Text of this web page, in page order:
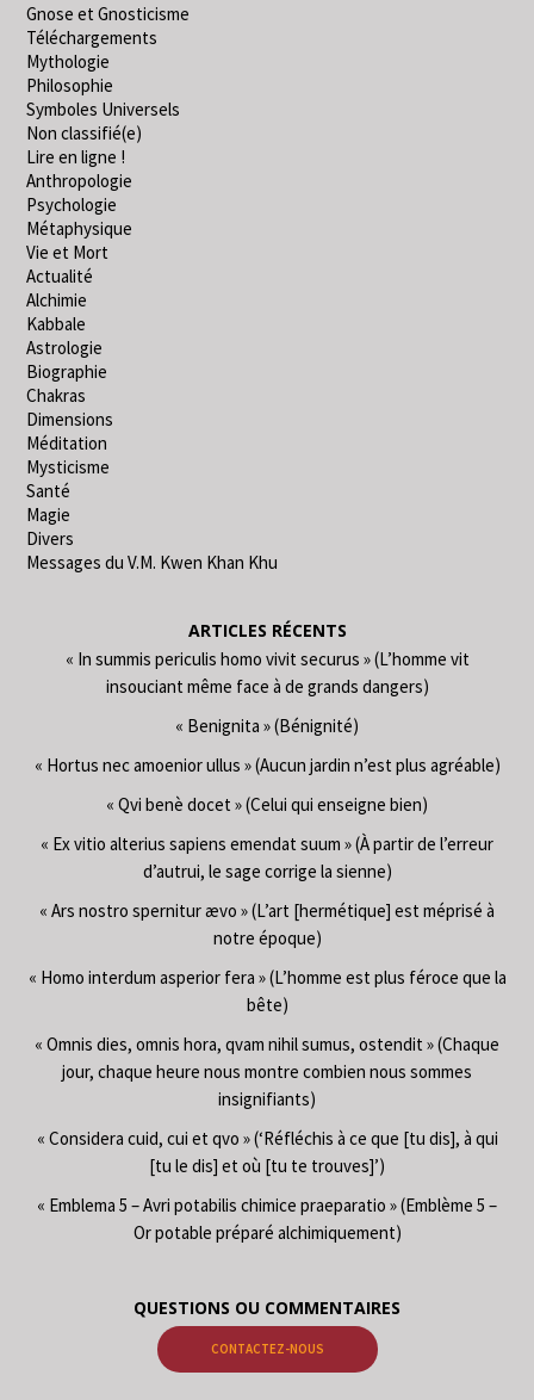
Gnose et Gnosticisme
Téléchargements
Mythologie
Philosophie
Symboles Universels
Non classifié(e)
Lire en ligne !
Anthropologie
Psychologie
Métaphysique
Vie et Mort
Actualité
Alchimie
Kabbale
Astrologie
Biographie
Chakras
Dimensions
Méditation
Mysticisme
Santé
Magie
Divers
Messages du V.M. Kwen Khan Khu
ARTICLES RÉCENTS
« In summis periculis homo vivit securus » (L’homme vit
insouciant même face à de grands dangers)
« Benignita » (Bénignité)
« Hortus nec amoenior ullus » (Aucun jardin n’est plus agréable)
« Qvi benè docet » (Celui qui enseigne bien)
« Ex vitio alterius sapiens emendat suum » (À partir de l’erreur
d’autrui, le sage corrige la sienne)
« Ars nostro spernitur ævo » (L’art [hermétique] est méprisé à
notre époque)
« Homo interdum asperior fera » (L’homme est plus féroce que la
bête)
« Omnis dies, omnis hora, qvam nihil sumus, ostendit » (Chaque
jour, chaque heure nous montre combien nous sommes
insignifiants)
« Considera cuid, cui et qvo » (‘Réfléchis à ce que [tu dis], à qui
[tu le dis] et où [tu te trouves]’)
« Emblema 5 – Avri potabilis chimice praeparatio » (Emblème 5 –
Or potable préparé alchimiquement)
QUESTIONS OU COMMENTAIRES
CONTACTEZ-NOUS